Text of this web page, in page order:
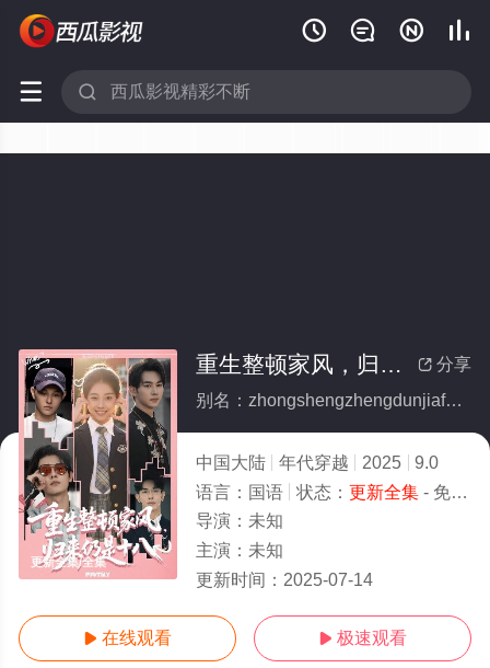
   
 
更新全集/全集
 分享
重生整顿家风，归来仍是十八(全集)
别名：zhongshengzhengdunjiafengguilairengshishiba
中国大陆 年代穿越 2025
9.0
语言： 国语 状态： 更新全集- 免费在线观看
导演： 未知
主演： 未知
更新时间： 2025-07-14
 在线观看  极速观看